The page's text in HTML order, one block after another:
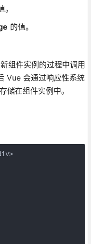
的值。
组件实例的过程中调用
Vue 会通过响应性系统
储在组件实例中。